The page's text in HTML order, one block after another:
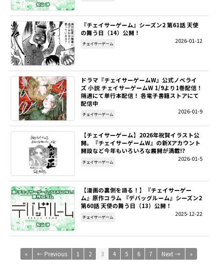
『チェイサーゲーム』シーズン2 第61話 天使
の舞う日（14）公開！
2026-01-12
チェイサーゲーム
ドラマ『チェイサーゲームW』公式ノベライ
ズ 小説 チェイサーゲームW 1/9より1巻配信！
隔週にて単行本配信！ 各電子書籍ストアにて
配信中
2026-01-9
チェイサーゲーム
【チェイサーゲーム】2026年祝賀イラスト公
開。『チェイサーゲームW』の新Xアカウント
開設など今年もいろいろな展開が満載!?
2026-01-5
チェイサーゲーム
【漫画の裏側を語る！】『チェイサーゲー
ム』原作コラム 『デバッグルーム』シーズン2
第60話 天使の舞う日（13）公開！
2025-12-22
チェイサーゲーム
« ← Previous 1 2 3 4 5 6 7 Next → »